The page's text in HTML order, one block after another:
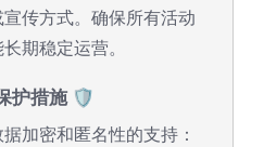
传方式。确保所有活动
期稳定运营。
护措施 🛡️
加密和匿名性的支持：